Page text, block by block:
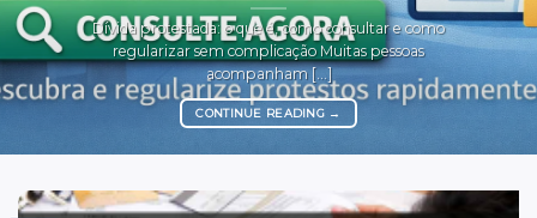
Dívida protestada: o que é, como consultar e como
regularizar sem complicação Muitas pessoas
acompanham [...]
CONTINUE READING →